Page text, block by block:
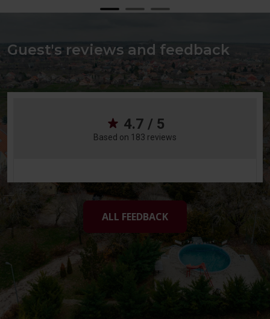
Guest's reviews and feedback
ALL FEEDBACK